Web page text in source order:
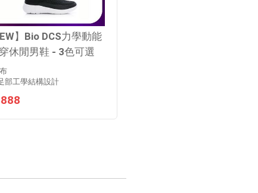
】Bio DCS力學動能
休閒男鞋 - 3色可選
部工學結構設計